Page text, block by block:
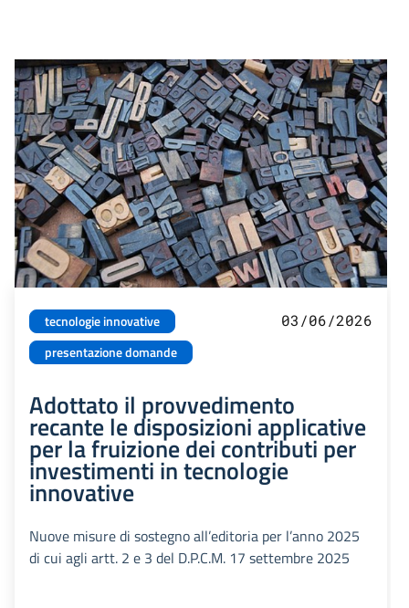
tecnologie innovative
presentazione domande
03/06/2026
Adottato il provvedimento
recante le disposizioni applicative
per la fruizione dei contributi per
investimenti in tecnologie
innovative
Nuove misure di sostegno all’editoria per l’anno 2025
di cui agli artt. 2 e 3 del D.P.C.M. 17 settembre 2025